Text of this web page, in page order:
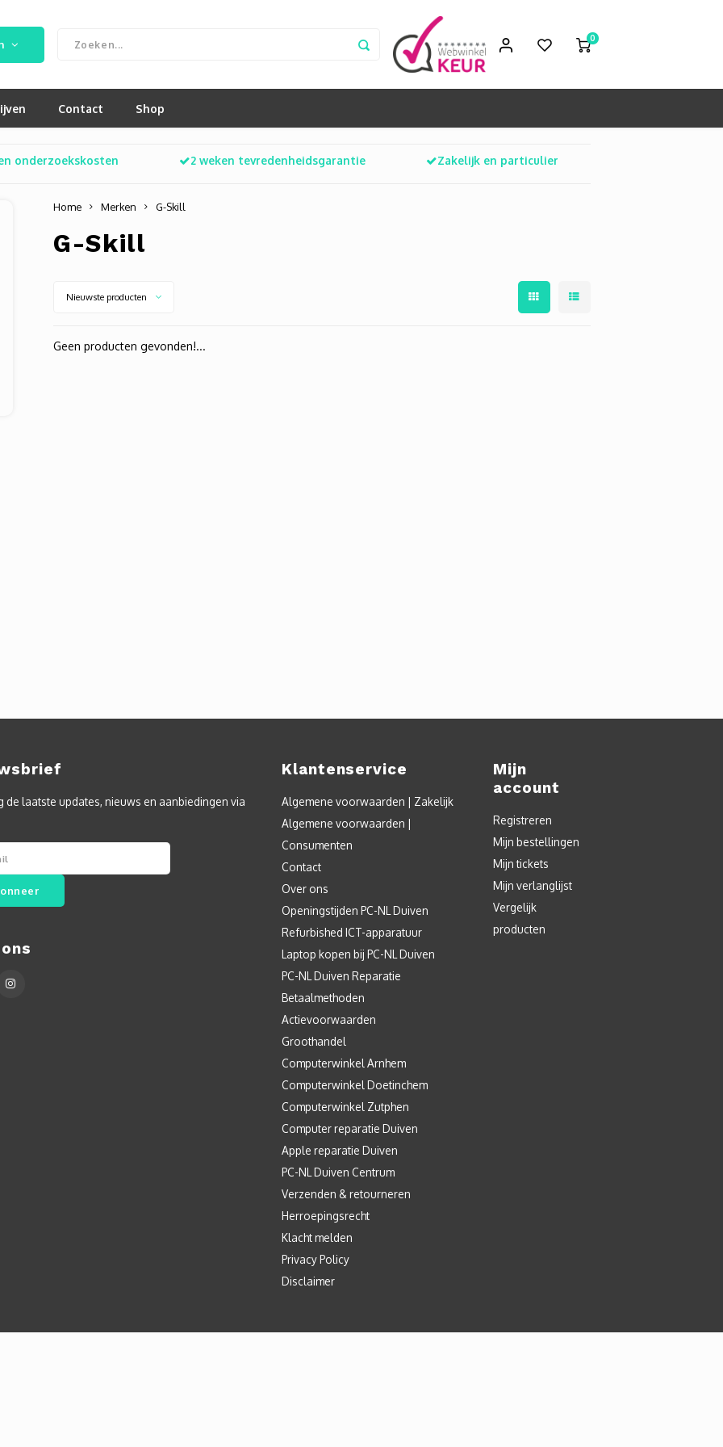
0
Contact Shop
onderzoekskosten 2 weken tevredenheidsgarantie Zakelijk en particulier
Home Merken G-Skill
G-Skill
Nieuwste producten
Geen producten gevonden!...
de laatste updates, nieuws en aanbiedingen via
Klantenservice
Algemene voorwaarden | Zakelijk
Algemene voorwaarden |
Consumenten
Contact
Over ons
Openingstijden PC-NL Duiven
Refurbished ICT-apparatuur
Laptop kopen bij PC-NL Duiven
PC-NL Duiven Reparatie
Betaalmethoden
Actievoorwaarden
Groothandel
Computerwinkel Arnhem
Computerwinkel Doetinchem
Computerwinkel Zutphen
Computer reparatie Duiven
Apple reparatie Duiven
PC-NL Duiven Centrum
Verzenden & retourneren
Herroepingsrecht
Klacht melden
Privacy Policy
Disclaimer
Mijn
account
Registreren
Mijn bestellingen
Mijn tickets
Mijn verlanglijst
Vergelijk
producten